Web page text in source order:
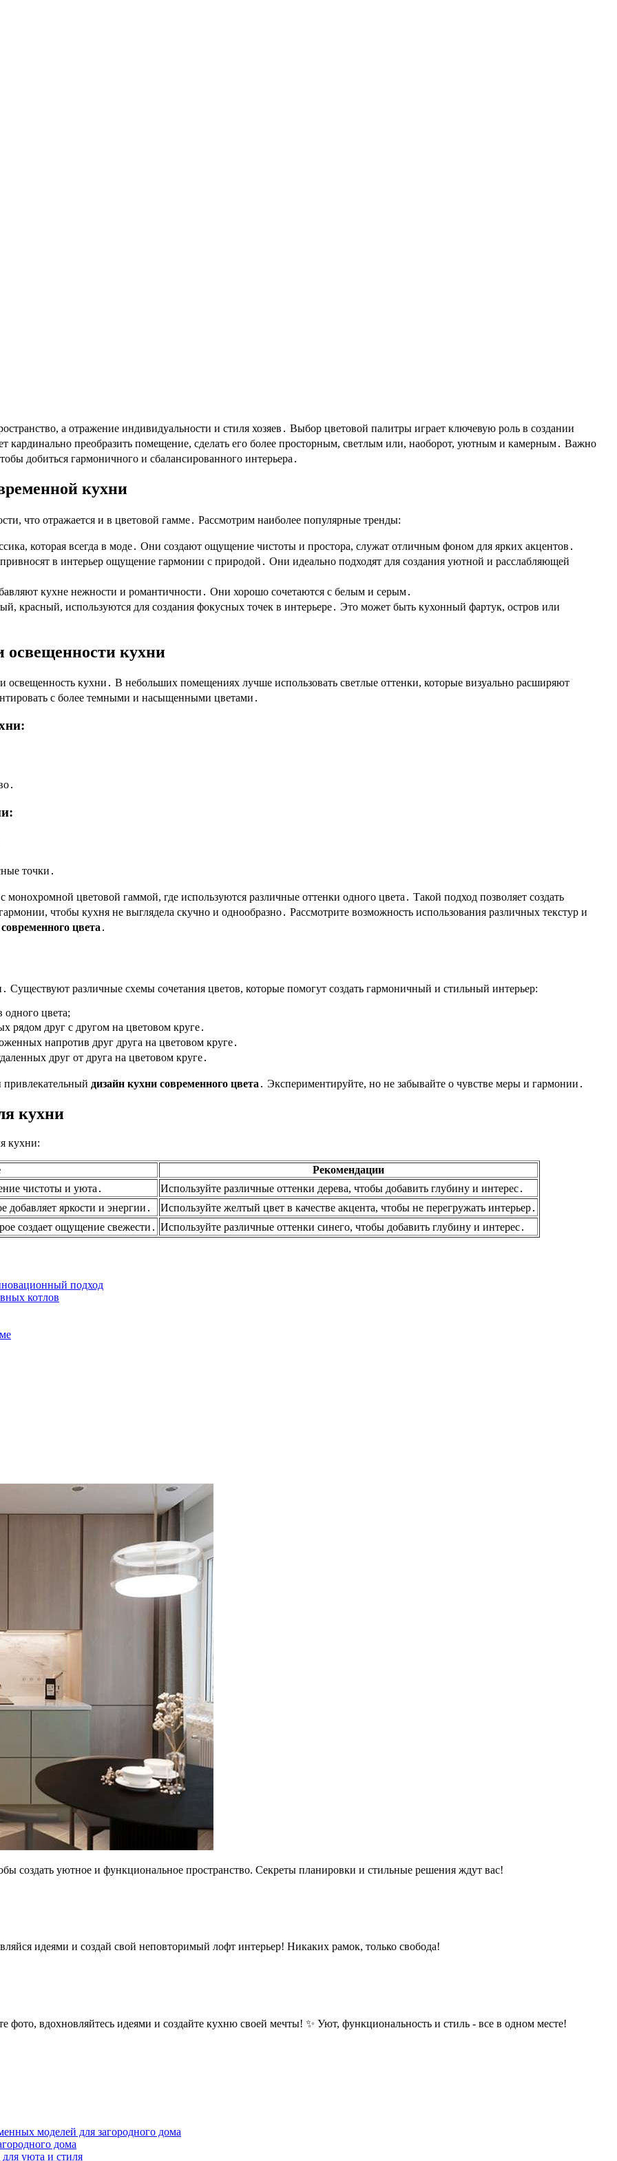
а отражение индивидуальности и стиля хозяев․ Выбор цветовой палитры играет ключевую роль в создании
кардинально преобразить помещение, сделать его более просторным, светлым или, наоборот, уютным и камерным․ Важно
добиться гармоничного и сбалансированного интерьера․
кухни
что отражается и в цветовой гамме․ Рассмотрим наиболее популярные тренды:
которая всегда в моде․ Они создают ощущение чистоты и простора, служат отличным фоном для ярких акцентов․
в интерьер ощущение гармонии с природой․ Они идеально подходят для создания уютной и расслабляющей
кухне нежности и романтичности․ Они хорошо сочетаются с белым и серым․
красный, используются для создания фокусных точек в интерьере․ Это может быть кухонный фартук, остров или
освещенности кухни
кухни․ В небольших помещениях лучше использовать светлые оттенки, которые визуально расширяют
с более темными и насыщенными цветами․
точки․
цветовой гаммой, где используются различные оттенки одного цвета․ Такой подход позволяет создать
чтобы кухня не выглядела скучно и однообразно․ Рассмотрите возможность использования различных текстур и
цвета ․
Существуют различные схемы сочетания цветов, которые помогут создать гармоничный и стильный интерьер:
одного цвета;
рядом друг с другом на цветовом круге․
напротив друг друга на цветовом круге․
друг от друга на цветовом круге․
привлекательный дизайн кухни современного цвета ․ Экспериментируйте, но не забывайте о чувстве меры и гармонии․
кухни
кухни:
Рекомендации
чистоты и уюта․
Используйте различные оттенки дерева, чтобы добавить глубину и интерес․
добавляет яркости и энергии․
Используйте желтый цвет в качестве акцента, чтобы не перегружать интерьер․
создает ощущение свежести․ Используйте различные оттенки синего, чтобы добавить глубину и интерес․
подход
котлов
создать уютное и функциональное пространство. Секреты планировки и стильные решения ждут вас!
идеями и создай свой неповторимый лофт интерьер! Никаких рамок, только свобода!
вдохновляйтесь идеями и создайте кухню своей мечты! ✨ Уют, функциональность и стиль - все в одном месте!
моделей для загородного дома
дома
уюта и стиля